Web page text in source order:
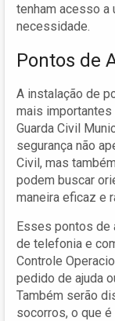
tenham acesso a
necessidade.
Pontos de
A instalação de
mais importantes
Guarda Civil
segurança não
Civil, mas
podem buscar
maneira eficaz e
Esses pontos de
de telefonia e
Controle
pedido de ajuda
Também serão
socorros, o que